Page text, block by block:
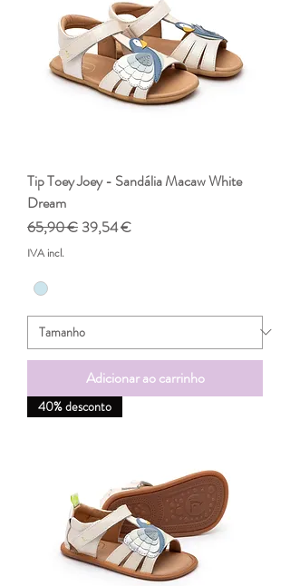
Tip Toey Joey - Sandália Macaw White
Dream
Preço normal
65,90 € Preço promocional
39,54 €
IVA incl.
Adicionar ao carrinho
40% desconto